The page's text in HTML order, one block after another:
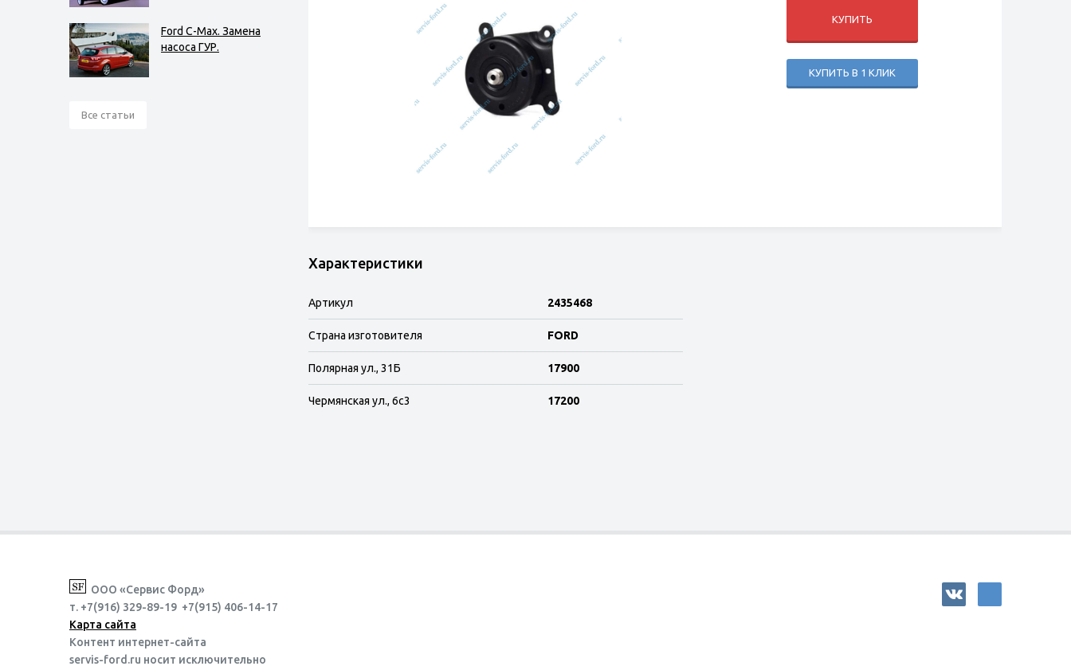
Ford C-Max. Замена
насоса ГУР.
Все статьи
КУПИТЬ
КУПИТЬ В 1 КЛИК
Характеристики
Артикул 2435468
Страна изготовителя FORD
Полярная ул., 31Б 17900
Чермянская ул., 6с3 17200
ООО «Сервис Форд»
т. +7(916) 329-89-19 +7(915) 406-14-17
Карта сайта
Контент интернет-сайта
servis-ford.ru носит исключительно